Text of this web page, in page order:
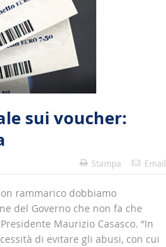
sui voucher:
Stampa Email
rammarico dobbiamo
del Governo che non fa che
Maurizio Casasco. “In
di evitare gli abusi, con cui